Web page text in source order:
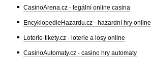
CasinoArena.cz - legální online casina
EncyklopedieHazardu.cz - hazardní hry online
Loterie-tikety.cz - loterie a losy online
CasinoAutomaty.cz - casino hry automaty